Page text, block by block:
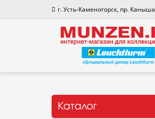
г. Усть-Каменогорск, пр.
Каталог